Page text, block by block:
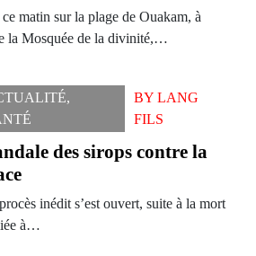
matin sur la plage de Ouakam, à
la Mosquée de la divinité,…
,
BY LANG
FILS
des sirops contre la
inédit s’est ouvert, suite à la mort
à…